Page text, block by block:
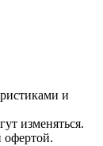
и
изменяться.
офертой.